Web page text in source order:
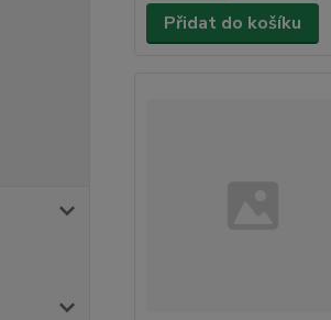
Přidat do košíku